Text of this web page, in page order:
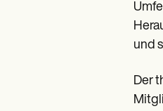
und
Der